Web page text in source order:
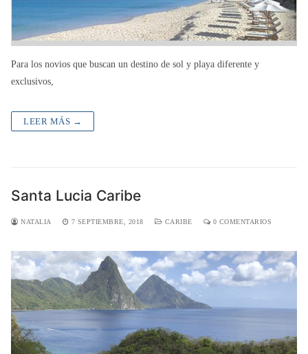
Para los novios que buscan un destino de sol y playa diferente y
exclusivos,
LEER MÁS →
Santa Lucia Caribe
NATALIA 7 SEPTIEMBRE, 2018 CARIBE 0 COMENTARIOS